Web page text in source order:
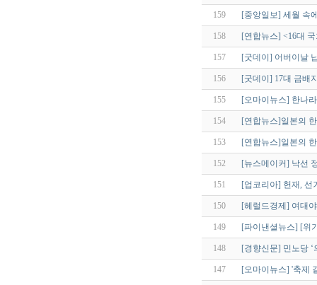
159 [중앙일보] 세월 속
158 [연합뉴스] <16대
157 [굿데이] 어버이날
156 [굿데이] 17대 금배
155 [오마이뉴스] 한나
154 [연합뉴스]일본의
153 [연합뉴스]일본의
152 [뉴스메이커] 낙선
151 [업코리아] 헌재, 선
150 [헤럴드경제] 여대
149 [파이낸셜뉴스] [위
148 [경향신문] 민노당 ‘
147 [오마이뉴스] '축제